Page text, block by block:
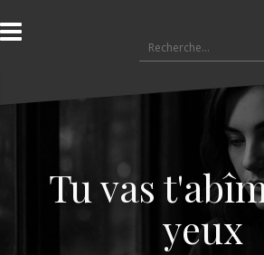
l
a
e
e
Tu vas
yeux